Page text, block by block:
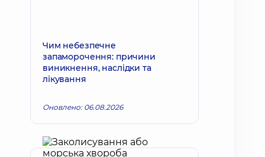
Чим небезпечне
запаморочення: причини
виникнення, наслідки та
лікування
Оновлено: 06.08.2026